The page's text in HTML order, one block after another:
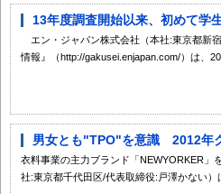
13年度調査開始以来、初めて
エン・ジャパン株式会社（本社:東京都新
情報』（http://gakusei.enjapan.com/）は、
男女とも"TPO"を意識 2012年
衣料事業の主力ブランド「NEWYORKER」
社:東京都千代田区/代表取締役:戸澤かない）